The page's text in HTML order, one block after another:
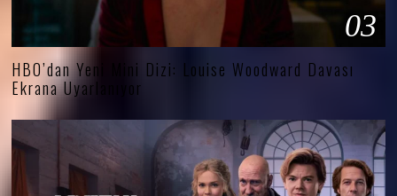
03
HBO’dan Yeni Mini Dizi: Louise Woodward Davası
Ekrana Uyarlanıyor